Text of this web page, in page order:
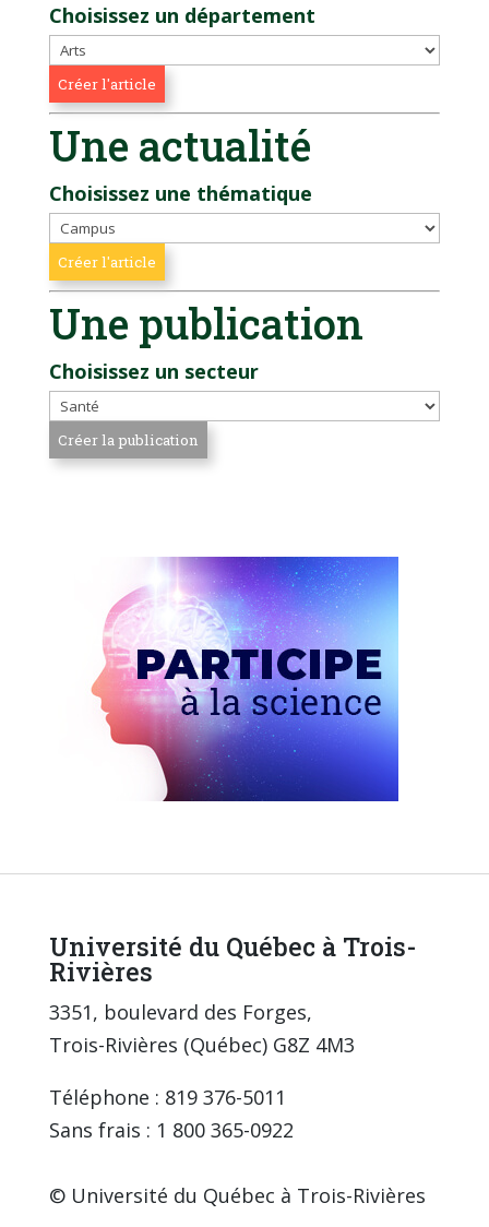
Choisissez un département
Une actualité
Choisissez une thématique
Une publication
Choisissez un secteur
Université du Québec à Trois-
Rivières
3351, boulevard des Forges,
Trois-Rivières (Québec) G8Z 4M3
Téléphone : 819 376-5011
Sans frais : 1 800 365-0922
© Université du Québec à Trois-Rivières